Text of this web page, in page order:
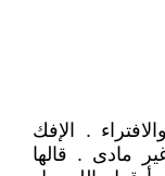
. الإفك
مادى . قالها